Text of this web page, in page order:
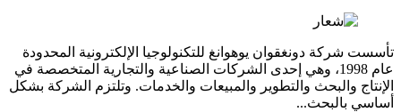
تأسست شركة دونغقوان يوهوانغ للتكنولوجيا الإلكترونية المحدودة
عام 1998، وهي إحدى الشركات الصناعية والتجارية المتخصصة في
الإنتاج والبحث والتطوير والمبيعات والخدمات. وتلتزم الشركة بشكل
أساسي بالبحث...